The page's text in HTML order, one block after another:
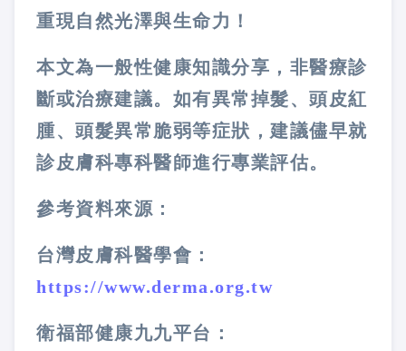
重現自然光澤與生命力！
本文為一般性健康知識分享，非醫療診
斷或治療建議。如有異常掉髮、頭皮紅
腫、頭髮異常脆弱等症狀，建議儘早就
診皮膚科專科醫師進行專業評估。
參考資料來源 ：
台灣皮膚科醫學會：
https://www.derma.org.tw
衛福部健康九九平台：